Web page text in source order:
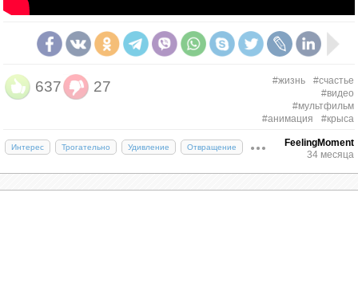
637 27 #жизнь
#счастье
#видео
#мультфильм
#анимация
#крыса
Интерес Трогательно Удивление Отвращение
FeelingMoment
34 месяца